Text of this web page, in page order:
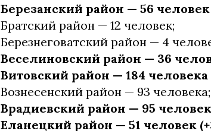
Березанский район — 56 человек
Братский район — 12 человек;
Березнеговатский район — 4
Веселиновский район — 36
Витовский район — 184 человека
Вознесенский район — 93 человека;
Врадиевский район — 95 человек
Еланецкий район — 51 человек